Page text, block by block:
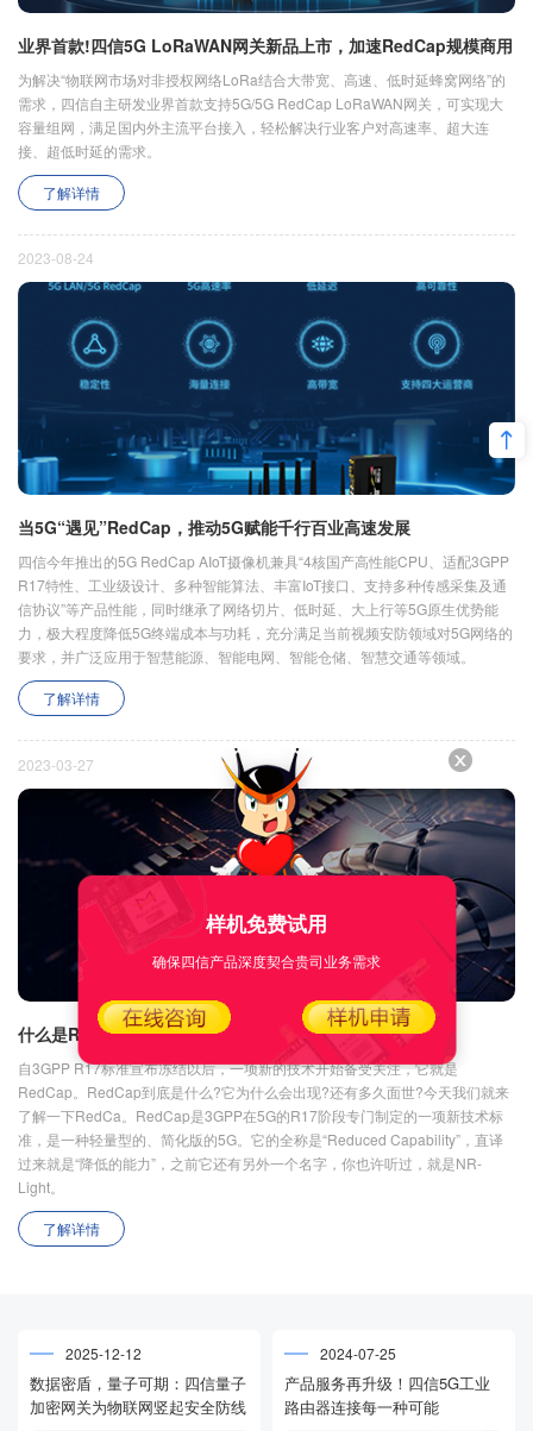
业界首款!四信5G LoRaWAN网关新品上市，加速RedCap规模商用
为解决“物联网市场对非授权网络LoRa结合大带宽、高速、低时延蜂窝网络”的
需求，四信自主研发业界首款支持5G/5G RedCap LoRaWAN网关，可实现大
容量组网，满足国内外主流平台接入，轻松解决行业客户对高速率、超大连
接、超低时延的需求。
了解详情
2023-08-24
当5G“遇见”RedCap，推动5G赋能千行百业高速发展
四信今年推出的5G RedCap AIoT摄像机兼具“4核国产高性能CPU、适配3GPP
R17特性、工业级设计、多种智能算法、丰富IoT接口、支持多种传感采集及通
信协议”等产品性能，同时继承了网络切片、低时延、大上行等5G原生优势能
力，极大程度降低5G终端成本与功耗，充分满足当前视频安防领域对5G网络的
要求，并广泛应用于智慧能源、智能电网、智能仓储、智慧交通等领域。
了解详情
2023-03-27
什么是RedCap RedCap让5G“轻”下来
自3GPP R17标准宣布冻结以后，一项新的技术开始备受关注，它就是
RedCap。RedCap到底是什么?它为什么会出现?还有多久面世?今天我们就来
了解一下RedCa。RedCap是3GPP在5G的R17阶段专门制定的一项新技术标
准，是一种轻量型的、简化版的5G。它的全称是“Reduced Capability”，直译
过来就是“降低的能力”，之前它还有另外一个名字，你也许听过，就是NR-
Light。
了解详情
2025-12-12
数据密盾，量子可期：四信量子
加密网关为物联网竖起安全防线
2024-07-25
产品服务再升级！四信5G工业
路由器连接每一种可能
样机免费试用
确保四信产品深度契合贵司业务需求